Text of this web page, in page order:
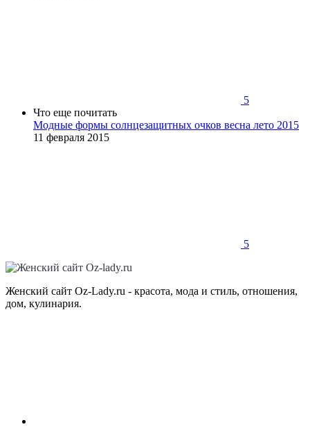
5
Что еще почитать
Модные формы солнцезащитных очков весна лето 2015
11 февраля 2015
5
Женский сайт Oz-Lady.ru - красота, мода и стиль, отношения,
дом, кулинария.